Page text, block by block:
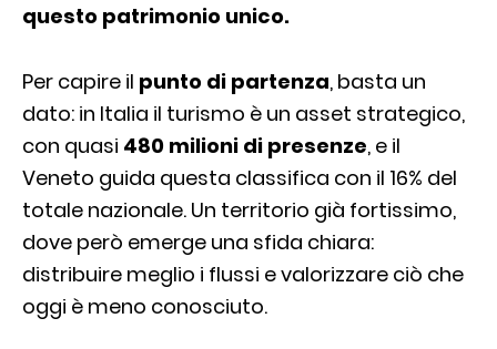
questo patrimonio unico.
Per capire il punto di partenza, basta un
dato: in Italia il turismo è un asset strategico,
con quasi 480 milioni di presenze, e il
Veneto guida questa classifica con il 16% del
totale nazionale. Un territorio già fortissimo,
dove però emerge una sfida chiara:
distribuire meglio i flussi e valorizzare ciò che
oggi è meno conosciuto.